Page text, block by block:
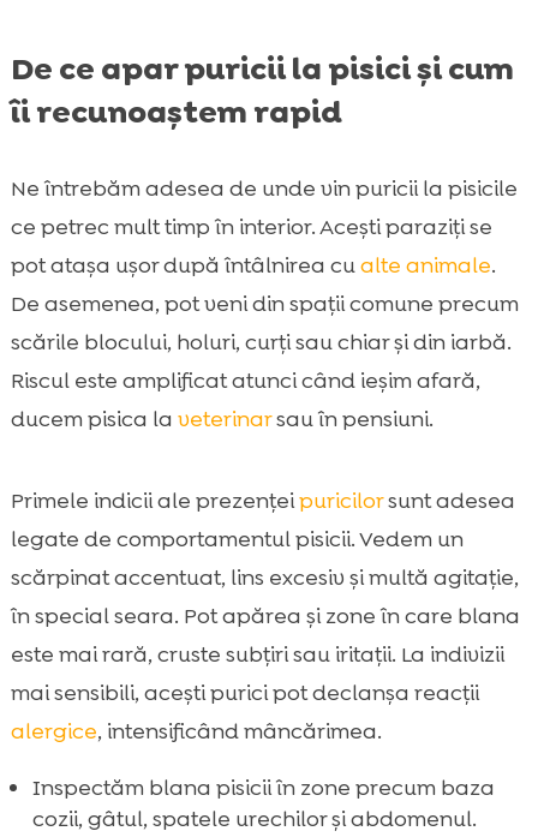
De ce apar puricii la pisici și cum
îi recunoaștem rapid
Ne întrebăm adesea de unde vin puricii la pisicile
ce petrec mult timp în interior. Acești paraziți se
pot atașa ușor după întâlnirea cualte animale.
De asemenea, pot veni din spații comune precum
scările blocului, holuri, curți sau chiar și din iarbă.
Riscul este amplificat atunci când ieșim afară,
ducem pisica la veterinarsau în pensiuni.
Primele indicii ale prezențeipuricilorsunt adesea
legate de comportamentul pisicii. Vedem un
scărpinat accentuat, lins excesiv și multă agitație,
în special seara. Pot apărea și zone în care blana
este mai rară, cruste subțiri sau iritații. La indivizii
mai sensibili, acești purici pot declanșa reacții
alergice, intensificând mâncărimea.
Inspectăm blana pisicii în zone precum baza
cozii, gâtul, spatele urechilor și abdomenul.